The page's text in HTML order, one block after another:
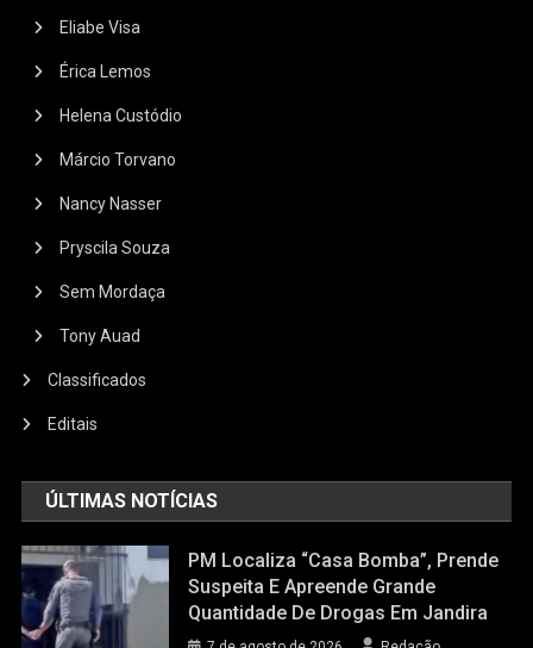
Eliabe Visa
Érica Lemos
Helena Custódio
Márcio Torvano
Nancy Nasser
Pryscila Souza
Sem Mordaça
Tony Auad
Classificados
Editais
ÚLTIMAS NOTÍCIAS
PM Localiza “casa Bomba”, Prende
Suspeita E Apreende Grande
Quantidade De Drogas Em Jandira